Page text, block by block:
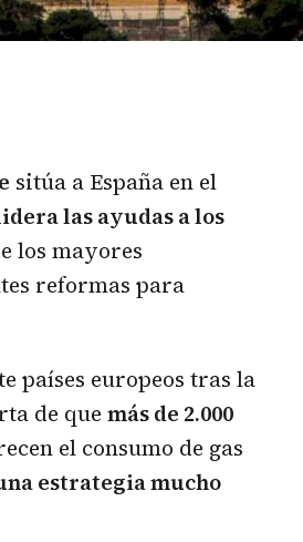
sitúa a España en el
las ayudas a los
los mayores
reformas para
países europeos tras la
de que más de 2.000
el consumo de gas
estrategia mucho